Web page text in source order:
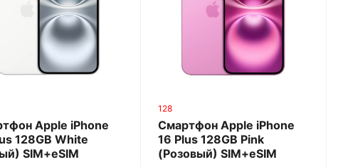
Apple iPhone
128GB White
SIM+eSIM
128
Смартфон Apple iPhone
16 Plus 128GB Pink
(Розовый) SIM+eSIM